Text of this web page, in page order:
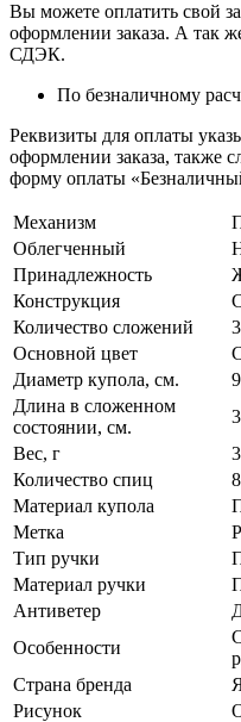
Вы можете оплатить свой
оформлении заказа. А так
СДЭК.
По безналичному
Реквизиты для оплаты
оформлении заказа, также
форму оплаты
Механизм
Облегченный
Принадлежность
Конструкция
Количество сложений
3
Основной цвет
Диаметр купола, см.
Длина в сложенном
состоянии, см.
Вес, г
Количество спиц
8
Материал купола
Метка
Тип ручки
Материал ручки
Антиветер
Особенности
Страна бренда
Рисунок